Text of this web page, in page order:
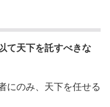
て天下を託すべきな
にのみ、天下を任せる